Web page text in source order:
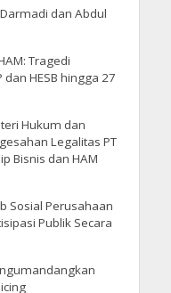
dan Abdul
Tragedi
HESB hingga 27
Hukum dan
Legalitas PT
Bisnis dan HAM
Sosial Perusahaan
Publik Secara